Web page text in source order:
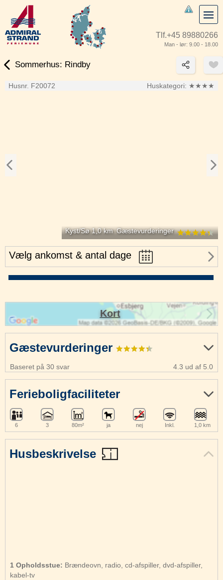
Tlf.+45 89880266
Man - lør: 9.00 - 18.00
Sommerhus: Rindby
Husnr. F20072 Huskategori: ★★★★
Kyst/Sø 1,0 km Gæstevurderinger
Vælg ankomst & antal dage
Husbeskrivelse
1 Opholdsstue: Brændeovn, radio, cd-afspiller, dvd-afspiller,
kabel-tv
Gæstevurderinger
Baseret på 30 svar 4.3 ud af 5.0
Ferieboligfaciliteter
6 3 80m² ja nej Inkl. 1,0 km
Kort